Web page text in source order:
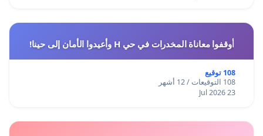
أوقفوا معاناة المخدرات في حي H وأعيدوا الأمان إلى حينا!
108 توقيع
108 التوقيعات / 12 أشهر
23 Jul 2026